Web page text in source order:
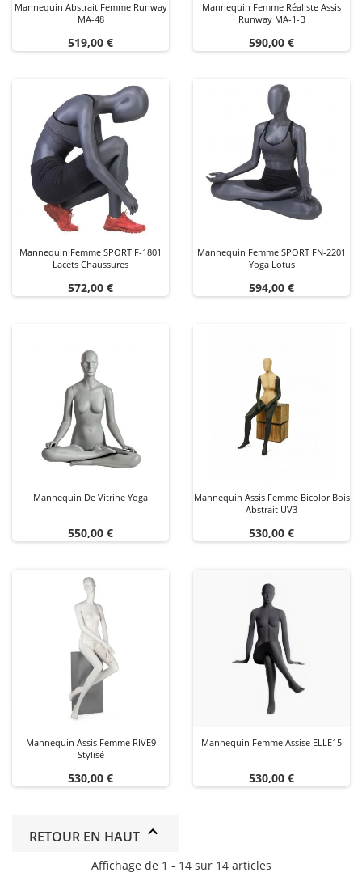
Mannequin Abstrait Femme Runway
MA-48
Prix
519,00 €
Mannequin Femme Réaliste Assis
Runway MA-1-B
Prix
590,00 €
Mannequin Femme SPORT F-1801
Lacets Chaussures
Prix
572,00 €
Mannequin Femme SPORT FN-2201
Yoga Lotus
Prix
594,00 €
Mannequin De Vitrine Yoga
Prix
550,00 €
Mannequin Assis Femme Bicolor Bois
Abstrait UV3
Prix
530,00 €
Mannequin Assis Femme RIVE9
Stylisé
Prix
530,00 €
Mannequin Femme Assise ELLE15
Prix
530,00 €
RETOUR EN HAUT
Affichage de 1 - 14 sur 14 articles